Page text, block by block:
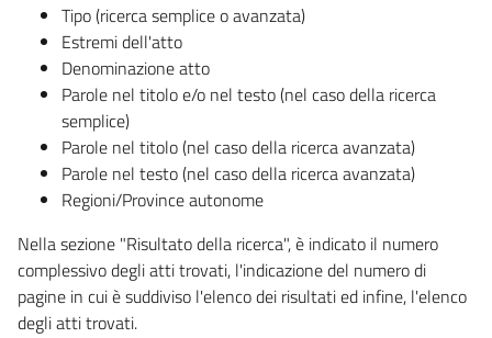
Tipo (ricerca semplice o avanzata)
Estremi dell'atto
Denominazione atto
Parole nel titolo e/o nel testo (nel caso della ricerca
semplice)
Parole nel titolo (nel caso della ricerca avanzata)
Parole nel testo (nel caso della ricerca avanzata)
Regioni/Province autonome
Nella sezione "Risultato della ricerca", è indicato il numero
complessivo degli atti trovati, l'indicazione del numero di
pagine in cui è suddiviso l'elenco dei risultati ed infine, l'elenco
degli atti trovati.